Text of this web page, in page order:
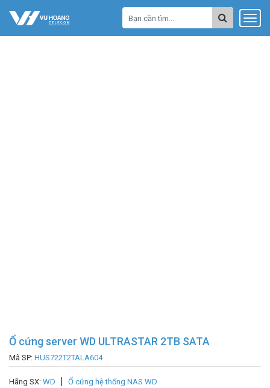
Ổ cứng server WD ULTRASTAR 2TB SATA
Mã SP: HUS722T2TALA604
Hãng SX: WD Ổ cứng hệ thống NAS WD